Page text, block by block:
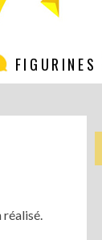
FIGURINES
réalisé.